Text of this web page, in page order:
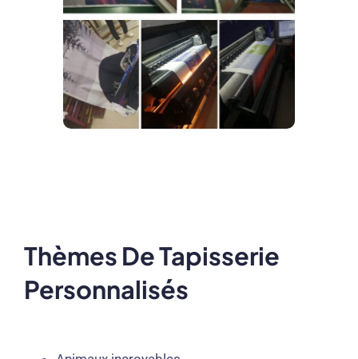
Thèmes De Tapisserie
Personnalisés